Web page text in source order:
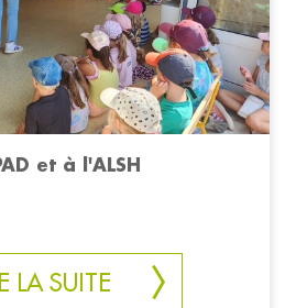
et à l'ALSH
LA SUITE